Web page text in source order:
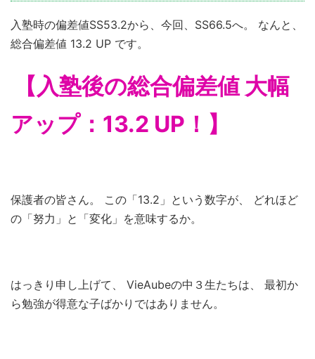
入塾時の偏差値SS53.2から、今回、SS66.5へ。 なんと、
総合偏差値 13.2 UP です。
【入塾後の総合偏差値 大幅
アップ：13.2 UP！】
保護者の皆さん。 この「13.2」という数字が、 どれほど
の「努力」と「変化」を意味するか。
はっきり申し上げて、 VieAubeの中３生たちは、 最初か
ら勉強が得意な子ばかりではありません。